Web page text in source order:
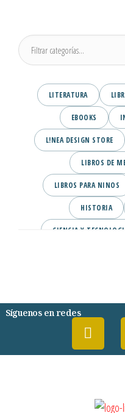
LITERATURA
EBOOKS
L!NEA DESIGN STORE
LIBROS DE
LIBROS PARA NINOS
HISTORIA
CIENCIA Y
Síguenos en redes